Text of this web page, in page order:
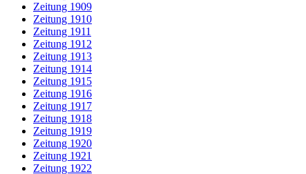
Zeitung 1909
Zeitung 1910
Zeitung 1911
Zeitung 1912
Zeitung 1913
Zeitung 1914
Zeitung 1915
Zeitung 1916
Zeitung 1917
Zeitung 1918
Zeitung 1919
Zeitung 1920
Zeitung 1921
Zeitung 1922